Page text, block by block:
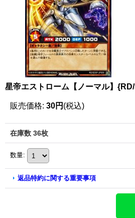
星帝エストローム【ノーマル】
販売価格: 30円 (税込)
在庫数 36枚
数量:
返品特約に関する重要事項